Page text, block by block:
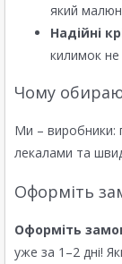
який
Надійні
килимок не
Чому
Ми – виробники:
лекалами та
Оформіть
Оформіть
уже за 1–2 дні!